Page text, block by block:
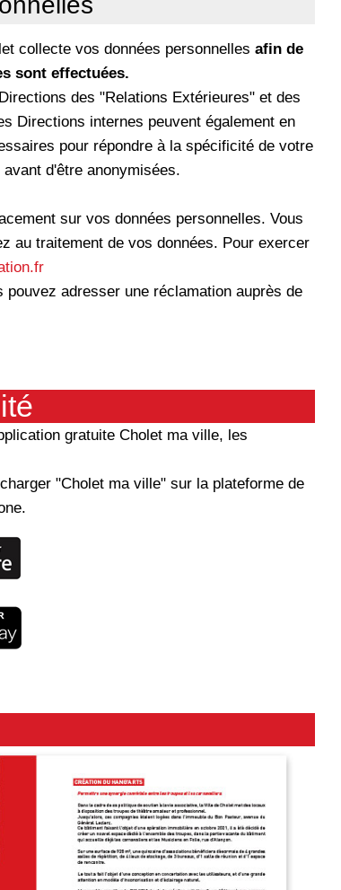
collecte vos données personnelles afin de
sont effectuées.
des "Relations Extérieures" et des
Directions internes peuvent également en
pour répondre à la spécificité de votre
d'être anonymisées.
sur vos données personnelles. Vous
au traitement de vos données. Pour exercer
adresser une réclamation auprès de
gratuite Cholet ma ville, les
"Cholet ma ville" sur la plateforme de